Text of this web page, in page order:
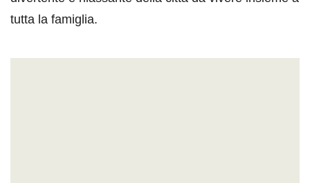
tutta la famiglia.